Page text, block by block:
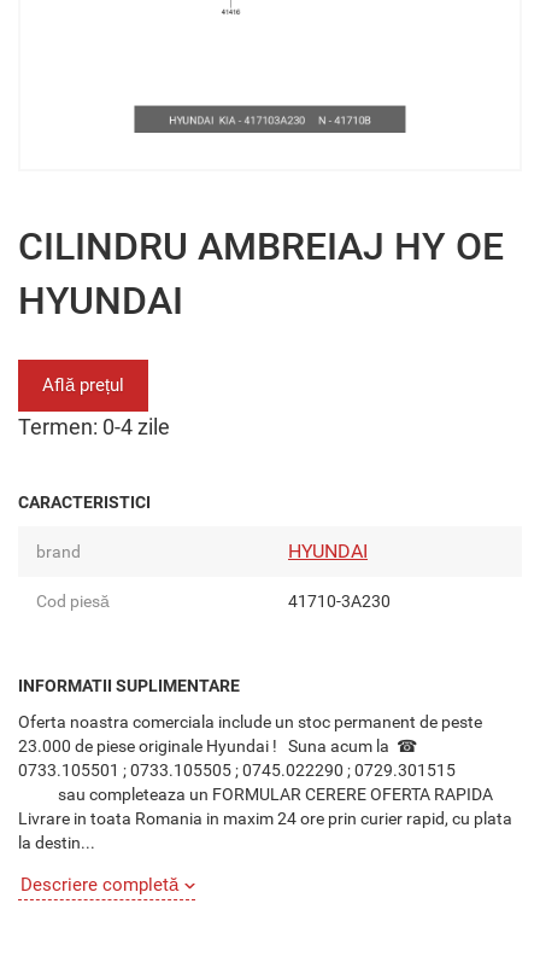
CILINDRU AMBREIAJ HY OE
HYUNDAI
Află prețul
Termen: 0-4 zile
CARACTERISTICI
brand HYUNDAI
Cod piesă 41710-3A230
INFORMATII SUPLIMENTARE
Oferta noastra comerciala include un stoc permanent de peste
23.000 de piese originale Hyundai ! Suna acum la ☎
0733.105501 ; 0733.105505 ; 0745.022290 ; 0729.301515
sau completeaza un FORMULAR CERERE OFERTA RAPIDA
Livrare in toata Romania in maxim 24 ore prin curier rapid, cu plata
la destin...
Descriere completă